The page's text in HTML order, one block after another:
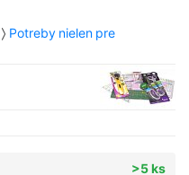
Potreby nielen pre
>5 ks